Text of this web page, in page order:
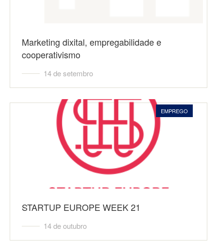
Marketing dixital, empregabilidade e
cooperativismo
14 de setembro
EMPREGO
STARTUP EUROPE WEEK 21
14 de outubro